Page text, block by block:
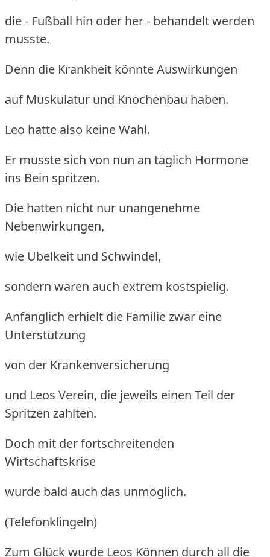
die - Fußball hin oder her - behandelt werden
musste.
Denn die Krankheit könnte Auswirkungen
auf Muskulatur und Knochenbau haben.
Leo hatte also keine Wahl.
Er musste sich von nun an täglich Hormone
ins Bein spritzen.
Die hatten nicht nur unangenehme
Nebenwirkungen,
wie Übelkeit und Schwindel,
sondern waren auch extrem kostspielig.
Anfänglich erhielt die Familie zwar eine
Unterstützung
von der Krankenversicherung
und Leos Verein, die jeweils einen Teil der
Spritzen zahlten.
Doch mit der fortschreitenden
Wirtschaftskrise
wurde bald auch das unmöglich.
(Telefonklingeln)
Zum Glück wurde Leos Können durch all die